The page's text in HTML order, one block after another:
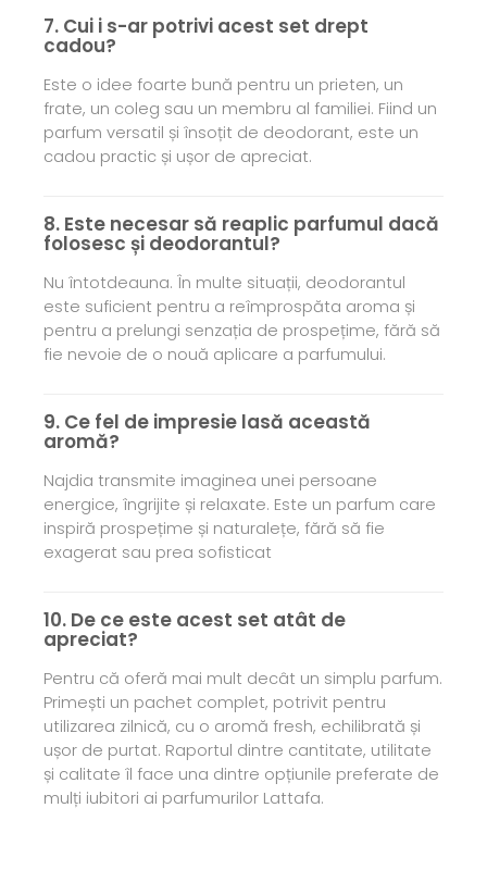
7. Cui i s-ar potrivi acest set drept
cadou?
Este o idee foarte bună pentru un prieten, un
frate, un coleg sau un membru al familiei. Fiind un
parfum versatil și însoțit de deodorant, este un
cadou practic și ușor de apreciat.
8. Este necesar să reaplic parfumul dacă
folosesc și deodorantul?
Nu întotdeauna. În multe situații, deodorantul
este suficient pentru a reîmprospăta aroma și
pentru a prelungi senzația de prospețime, fără să
fie nevoie de o nouă aplicare a parfumului.
9. Ce fel de impresie lasă această
aromă?
Najdia transmite imaginea unei persoane
energice, îngrijite și relaxate. Este un parfum care
inspiră prospețime și naturalețe, fără să fie
exagerat sau prea sofisticat
10. De ce este acest set atât de
apreciat?
Pentru că oferă mai mult decât un simplu parfum.
Primești un pachet complet, potrivit pentru
utilizarea zilnică, cu o aromă fresh, echilibrată și
ușor de purtat. Raportul dintre cantitate, utilitate
și calitate îl face una dintre opțiunile preferate de
mulți iubitori ai parfumurilor Lattafa.